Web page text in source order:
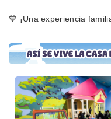
💙 ¡Una experiencia